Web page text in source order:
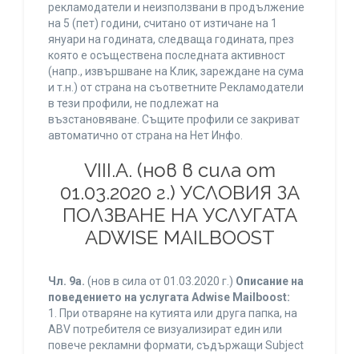
рекламодатели и неизползвани в продължение
на 5 (пет) години, считано от изтичане на 1
януари на годината, следваща годината, през
която е осъществена последната активност
(напр., извършване на Клик, зареждане на сума
и т.н.) от страна на съответните Рекламодатели
в тези профили, не подлежат на
възстановяване. Същите профили се закриват
автоматично от страна на Нет Инфо.
VIII.A. (нов в сила от
01.03.2020 г.) УСЛОВИЯ ЗА
ПОЛЗВАНЕ НА УСЛУГАТА
ADWISE MAILBOOST
Чл. 9а. (нов в сила от 01.03.2020 г.) Описание на
поведението на услугата Adwise Mailboost:
1. При отваряне на кутията или друга папка, на
ABV потребителя се визуализират един или
повече рекламни формати, съдържащи Subject